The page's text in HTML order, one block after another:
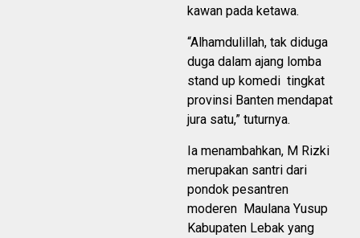
kawan pada ketawa.
“Alhamdulillah, tak diduga
duga dalam ajang lomba
stand up komedi tingkat
provinsi Banten mendapat
jura satu,” tuturnya.
Ia menambahkan, M Rizki
merupakan santri dari
pondok pesantren
moderen Maulana Yusup
Kabupaten Lebak yang